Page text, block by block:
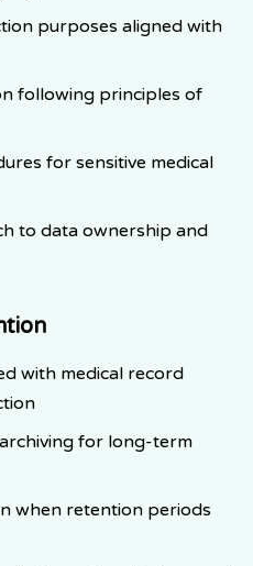
purposes aligned with
following principles of
for sensitive medical
to data ownership and
with medical record
for long-term
when retention periods